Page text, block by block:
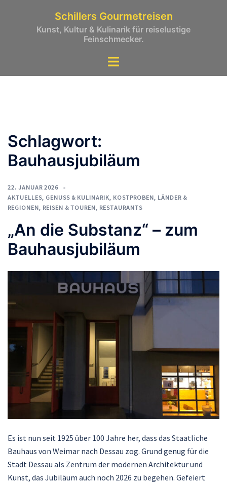
Schillers Gourmetreisen
Kunst, Kultur & Kulinarik für reiselustige
Feinschmecker.
Schlagwort:
Bauhausjubiläum
22. JANUAR 2026
AKTUELLES, GENUSS & KULINARIK, KOSTPROBEN, LÄNDER &
REGIONEN, REISEN & TOUREN, RESTAURANTS
„An die Substanz“ – zum
Bauhausjubiläum
Es ist nun seit 1925 über 100 Jahre her, dass das Staatliche
Bauhaus von Weimar nach Dessau zog. Grund genug für die
Stadt Dessau als Zentrum der modernen Architektur und
Kunst, das Jubiläum auch noch 2026 zu begehen. Gefeiert